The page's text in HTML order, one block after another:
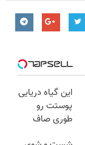
این گیاه دریایی
پوستت رو
طوری صاف